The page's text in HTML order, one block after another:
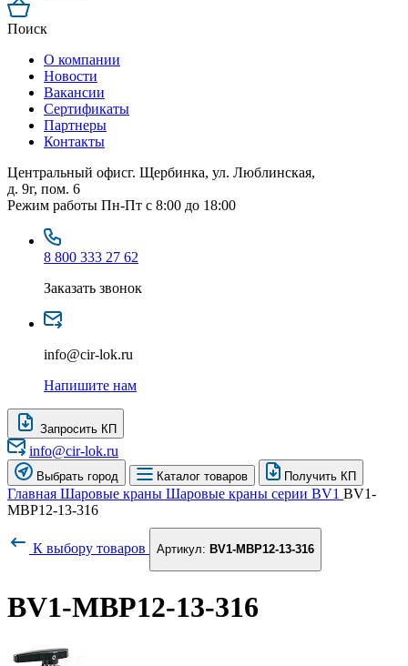
Поиск
О компании
Новости
Вакансии
Сертификаты
Партнеры
Контакты
Центральный офисг. Щербинка, ул. Люблинская,
д. 9г, пом. 6
Режим работы Пн-Пт с 8:00 до 18:00
8 800 333 27 62
Заказать звонок
info@cir-lok.ru
Напишите нам
Запросить КП
info@cir-lok.ru
Выбрать город Каталог товаров Получить КП
Главная Шаровые краны Шаровые краны серии BV1 BV1-
MBP12-13-316
К выбору товаров Артикул: BV1-MBP12-13-316
BV1-MBP12-13-316